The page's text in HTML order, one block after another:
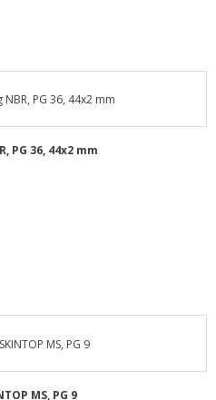
PG 36, 44x2 mm
MS, PG 9